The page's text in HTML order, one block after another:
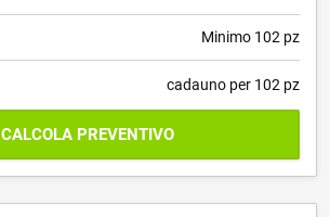
Minimo 102 pz
cadauno per 102 pz
CALCOLA PREVENTIVO